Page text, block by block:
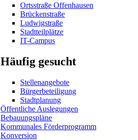
Ortsstraße Offenhausen
Brückenstraße
Ludwigstraße
Stadtteilplätze
IT-Campus
Häufig gesucht
Stellenangebote
Bürgerbeteiligung
Stadtplanung
Öffentliche Auslegungen
Bebauungspläne
Kommunales Förderprogramm
Konversion